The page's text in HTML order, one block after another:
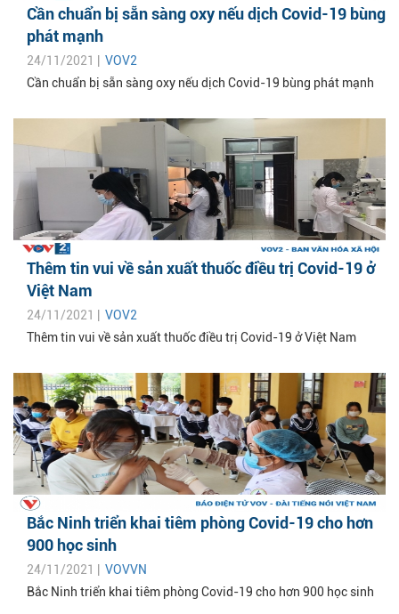
Cần chuẩn bị sẵn sàng oxy nếu dịch Covid-19 bùng
phát mạnh
24/11/2021 | VOV2
Cần chuẩn bị sẵn sàng oxy nếu dịch Covid-19 bùng phát mạnh
Thêm tin vui về sản xuất thuốc điều trị Covid-19 ở
Việt Nam
24/11/2021 | VOV2
Thêm tin vui về sản xuất thuốc điều trị Covid-19 ở Việt Nam
Bắc Ninh triển khai tiêm phòng Covid-19 cho hơn
900 học sinh
24/11/2021 | VOVVN
Bắc Ninh triển khai tiêm phòng Covid-19 cho hơn 900 học sinh